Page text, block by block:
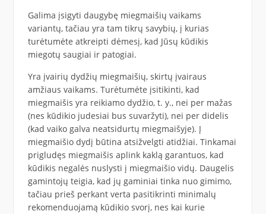
Galima įsigyti daugybę miegmaišių vaikams
variantų, tačiau yra tam tikrų savybių, į kurias
turėtumėte atkreipti dėmesį, kad Jūsų kūdikis
miegotų saugiai ir patogiai.
Yra įvairių dydžių miegmaišių, skirtų įvairaus
amžiaus vaikams. Turėtumėte įsitikinti, kad
miegmaišis yra reikiamo dydžio, t. y., nei per mažas
(nes kūdikio judesiai bus suvaržyti), nei per didelis
(kad vaiko galva neatsidurtų miegmaišyje). Į
miegmaišio dydį būtina atsižvelgti atidžiai. Tinkamai
prigludęs miegmaišis aplink kaklą garantuos, kad
kūdikis negalės nuslysti į miegmaišio vidų. Daugelis
gamintojų teigia, kad jų gaminiai tinka nuo gimimo,
tačiau prieš perkant verta pasitikrinti minimalų
rekomenduojamą kūdikio svorį, nes kai kurie